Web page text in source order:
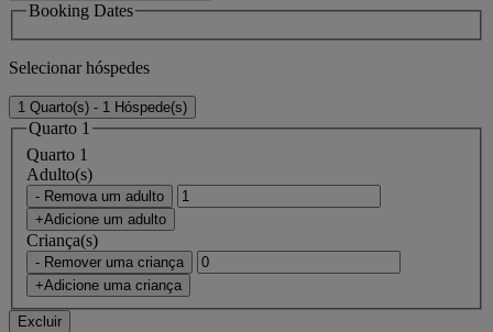
Booking Dates
Selecionar hóspedes
1 Quarto(s) - 1 Hóspede(s)
Quarto 1
Quarto 1
Adulto(s)
- Remova um adulto
+Adicione um adulto
Criança(s)
- Remover uma criança
+Adicione uma criança
Excluir